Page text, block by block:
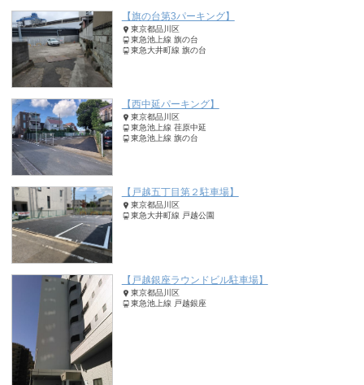
【旗の台第3パーキング】
東京都品川区
東急池上線 旗の台
東急大井町線 旗の台
【西中延パーキング】
東京都品川区
東急池上線 荏原中延
東急池上線 旗の台
【戸越五丁目第２駐車場】
東京都品川区
東急大井町線 戸越公園
【戸越銀座ラウンドビル駐車場】
東京都品川区
東急池上線 戸越銀座